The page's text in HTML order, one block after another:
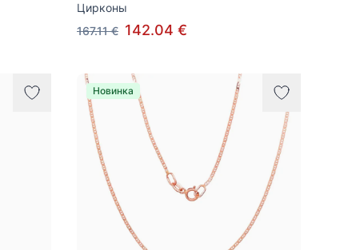
Цирконы
167.11 € 142.04 €
Новинка